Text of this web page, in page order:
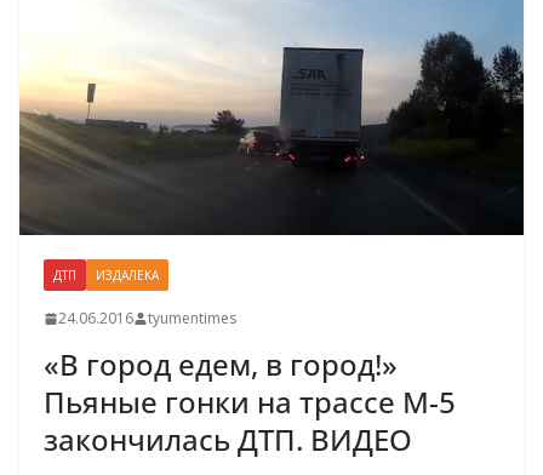
ДТП ИЗДАЛЕКА
24.06.2016 tyumentimes
«В город едем, в город!»
Пьяные гонки на трассе М-5
закончилась ДТП. ВИДЕО